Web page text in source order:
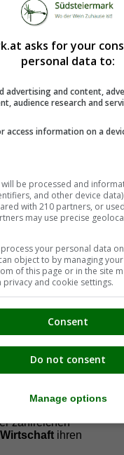
Ihre
zur
von Veranstaltungen
Nachrichten bis hin
Lokals, Organisation
Unser Ziel ist es
die Freunde der
& Organisationen
von vielen
Medien,
gemacht hat, in
Firmen,
dieVielfälltigkeit
zu präsentieren.
Bevölkerung einen
im
wird dieses
zahlreichen
ihren
asks for your
personal data to:
advertising and content,
audience research and
access information on a
be processed and
and other device
with 210 partners, or
may use precise
your personal data
object to by managing
of this page or in the site
and cookie settings.
Consent
Do not consent
Manage options